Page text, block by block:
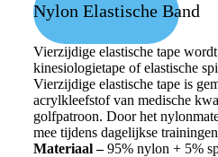
Nylon Elastische Band
Vierzijdige elastische tape
kinesiologietape of elastische
Vierzijdige elastische tape is
acrylkleefstof van medische
golfpatroon. Door het
mee tijdens dagelijkse
Materiaal –95% nylon + 5%